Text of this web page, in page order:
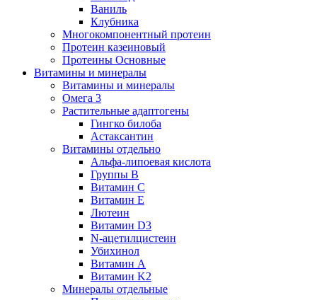
Ваниль
Клубника
Многокомпонентный протеин
Протеин казеиновый
Протеины Основные
Витамины и минералы
Витамины и минералы
Омега 3
Растительные адаптогены
Гингко билоба
Астаксантин
Витамины отдельно
Альфа-липоевая кислота
Группы B
Витамин С
Витамин Е
Лютеин
Витамин D3
N-ацетилцистеин
Убихинол
Витамин А
Витамин K2
Минералы отдельные